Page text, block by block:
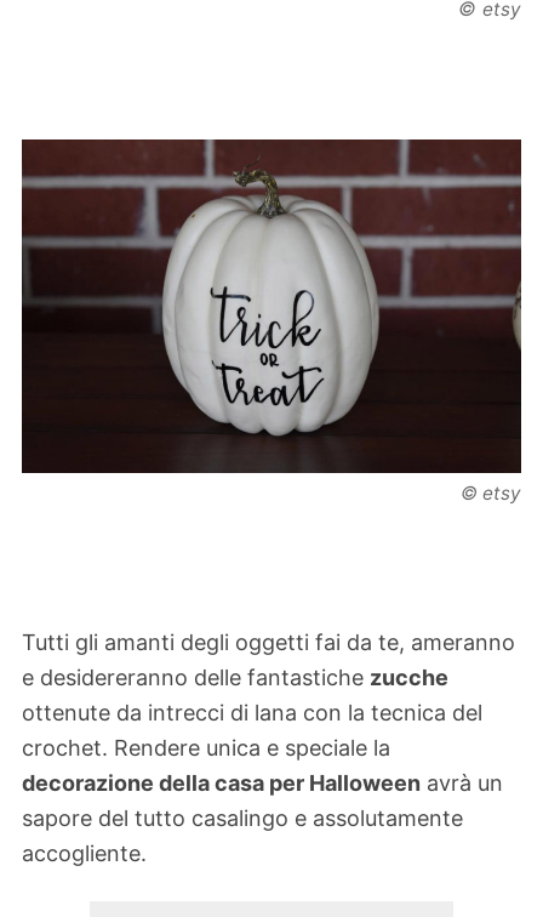
© etsy
© etsy
Tutti gli amanti degli oggetti fai da te, ameranno
e desidereranno delle fantastiche zucche
ottenute da intrecci di lana con la tecnica del
crochet. Rendere unica e speciale la
decorazione della casa per Halloween avrà un
sapore del tutto casalingo e assolutamente
accogliente.